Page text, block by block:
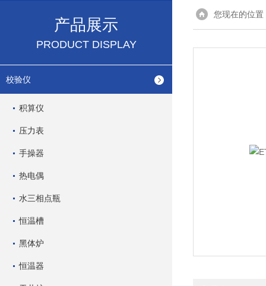
产品展示
PRODUCT DISPLAY
校验仪
积算仪
压力表
手操器
热电偶
水三相点瓶
恒温槽
黑体炉
恒温器
您现在的位置